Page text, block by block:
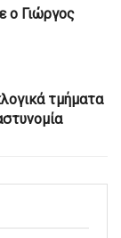
ο Γιώργος
τμήματα